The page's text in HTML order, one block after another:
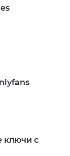
ключи с